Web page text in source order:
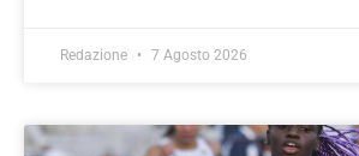
Redazione 7 Agosto 2026